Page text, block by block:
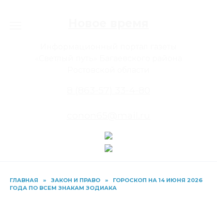
ГЛАВНАЯ » ЗАКОН И ПРАВО »
ГОРОСКОП НА 14 ИЮНЯ 2026
ГОДА ПО ВСЕМ ЗНАКАМ ЗОДИАКА